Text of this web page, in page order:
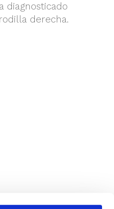
diagnosticado
derecha.